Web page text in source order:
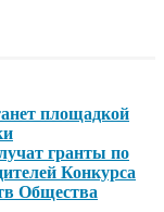
площадкой
гранты по
Конкурса
Общества